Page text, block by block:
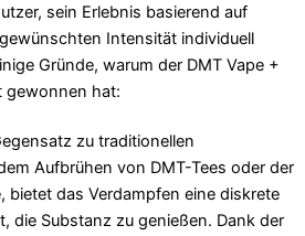
sein Erlebnis basierend auf
Intensität individuell
Gründe, warum der DMT Vape +
gewonnen hat:
zu traditionellen
Aufbrühen von DMT-Tees oder der
bietet das Verdampfen eine diskrete
die Substanz zu genießen. Dank der